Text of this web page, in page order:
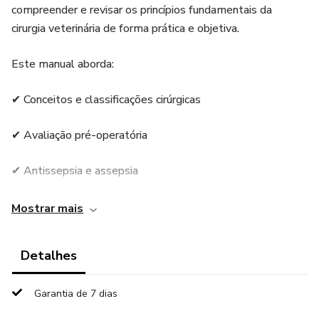
compreender e revisar os princípios fundamentais da
cirurgia veterinária de forma prática e objetiva.
Este manual aborda:
✔ Conceitos e classificações cirúrgicas
✔ Avaliação pré-operatória
✔ Antissepsia e assepsia
✔ Preparo do paciente e campo cirúrgico
✔ Complicações trans e pós-operatórias
Mostrar mais
Detalhes
Garantia de 7 dias